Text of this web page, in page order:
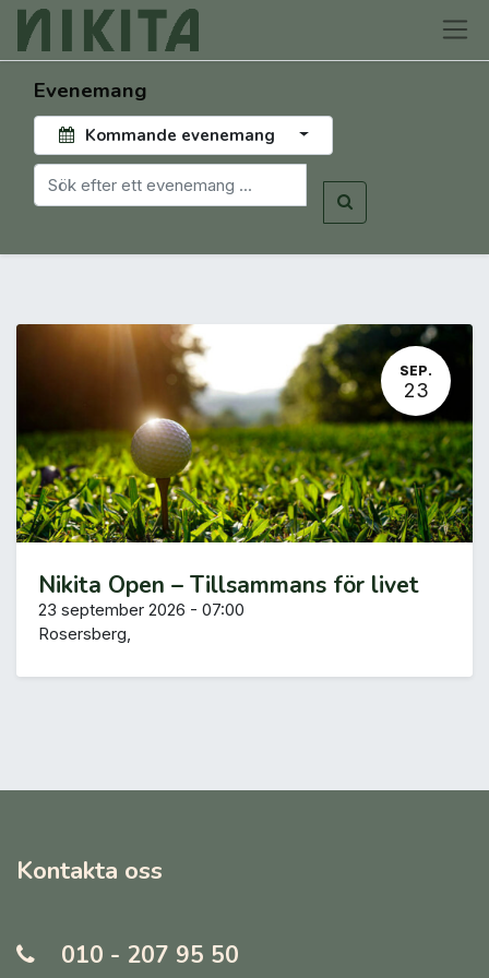
Evenemang
Kommande evenemang
SEP.
23
Nikita Open – Tillsammans för livet
23 september 2026 - 07:00
Rosersberg
Kontakta oss
010 - 207 95 50